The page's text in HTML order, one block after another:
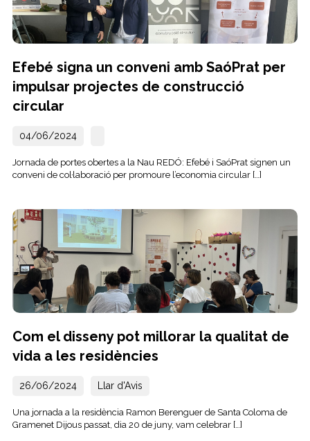
Efebé signa un conveni amb SaóPrat per
impulsar projectes de construcció
circular
04/06/2024
Jornada de portes obertes a la Nau REDÓ: Efebé i SaóPrat signen un
conveni de col·laboració per promoure l’economia circular […]
Com el disseny pot millorar la qualitat de
vida a les residències
26/06/2024 Llar d'Avis
Una jornada a la residència Ramon Berenguer de Santa Coloma de
Gramenet Dijous passat, dia 20 de juny, vam celebrar […]